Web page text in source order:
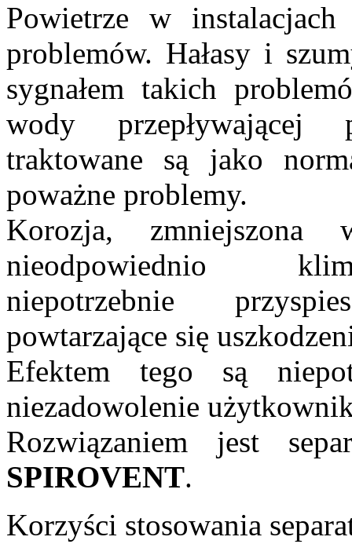
Powietrze w
problemów. Hałasy i
sygnałem takich
wody przepływającej
traktowane są jako
poważne problemy.
Korozja, zmniejszona
nieodpowiednio
niepotrzebnie
powtarzające się
Efektem tego są
niezadowolenie
Rozwiązaniem jest
SPIROVENT.
Korzyści stosowania